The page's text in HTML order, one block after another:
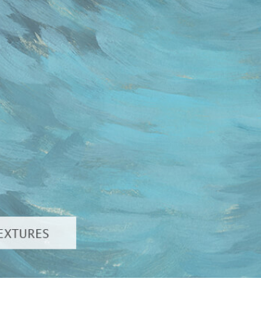
Επεξεργασία
φωτογραφιών προϊόντος
κοσμημάτων